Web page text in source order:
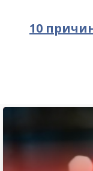
10